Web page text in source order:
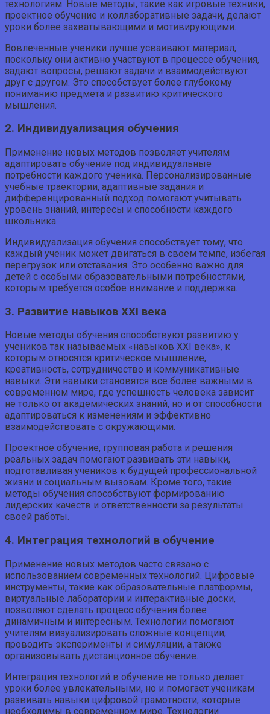
технологиям. Новые методы, такие как игровые техники,
проектное обучение и коллаборативные задачи, делают
уроки более захватывающими и мотивирующими.
Вовлеченные ученики лучше усваивают материал,
поскольку они активно участвуют в процессе обучения,
задают вопросы, решают задачи и взаимодействуют
друг с другом. Это способствует более глубокому
пониманию предмета и развитию критического
мышления.
2. Индивидуализация обучения
Применение новых методов позволяет учителям
адаптировать обучение под индивидуальные
потребности каждого ученика. Персонализированные
учебные траектории, адаптивные задания и
дифференцированный подход помогают учитывать
уровень знаний, интересы и способности каждого
школьника.
Индивидуализация обучения способствует тому, что
каждый ученик может двигаться в своем темпе, избегая
перегрузок или отставания. Это особенно важно для
детей с особыми образовательными потребностями,
которым требуется особое внимание и поддержка.
3. Развитие навыков XXI века
Новые методы обучения способствуют развитию у
учеников так называемых «навыков XXI века», к
которым относятся критическое мышление,
креативность, сотрудничество и коммуникативные
навыки. Эти навыки становятся все более важными в
современном мире, где успешность человека зависит
не только от академических знаний, но и от способности
адаптироваться к изменениям и эффективно
взаимодействовать с окружающими.
Проектное обучение, групповая работа и решения
реальных задач помогают развивать эти навыки,
подготавливая учеников к будущей профессиональной
жизни и социальным вызовам. Кроме того, такие
методы обучения способствуют формированию
лидерских качеств и ответственности за результаты
своей работы.
4. Интеграция технологий в обучение
Применение новых методов часто связано с
использованием современных технологий. Цифровые
инструменты, такие как образовательные платформы,
виртуальные лаборатории и интерактивные доски,
позволяют сделать процесс обучения более
динамичным и интересным. Технологии помогают
учителям визуализировать сложные концепции,
проводить эксперименты и симуляции, а также
организовывать дистанционное обучение.
Интеграция технологий в обучение не только делает
уроки более увлекательными, но и помогает ученикам
развивать навыки цифровой грамотности, которые
необходимы в современном мире. Технологии